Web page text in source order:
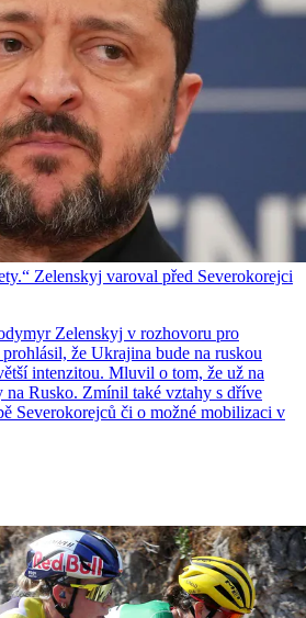
Zelenskyj varoval před Severokorejci
Zelenskyj v rozhovoru pro
že Ukrajina bude na ruskou
intenzitou. Mluvil o tom, že už na
na Rusko. Zmínil také vztahy s dříve
Severokorejců či o možné mobilizaci v